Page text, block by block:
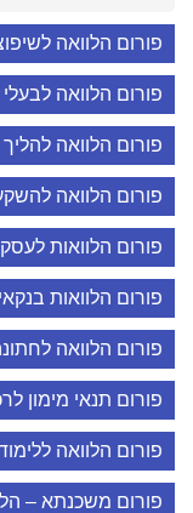
פורום הלוואה
פורום הלוואה
פורום הלוואה להליך
פורום הלוואה
פורום הלוואות
פורום הלוואות
פורום הלוואה
פורום תנאי מימון
פורום הלוואה
פורום משכנתא –